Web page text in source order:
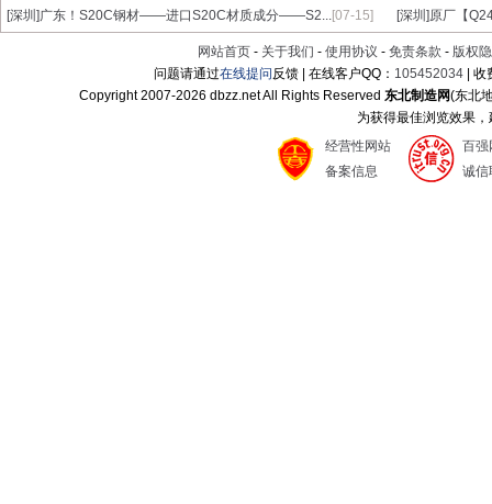
[深圳]广东！S20C钢材——进口S20C材质成分——S2...[07-15] [深圳]原厂【
网站首页 - 关于我们 - 使用协议 - 免责条款 - 版权
问题请通过在线提问反馈 | 在线客户QQ： 105452034 |
Copyright 2007-2026 dbzz.net All Rights Reserved东北制造网(东北
为获得最佳浏览效果
经营性网站
备案信息
百强
诚信